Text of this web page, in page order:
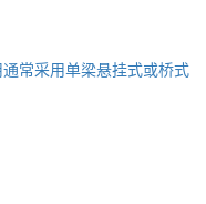
常采用单梁悬挂式或桥式